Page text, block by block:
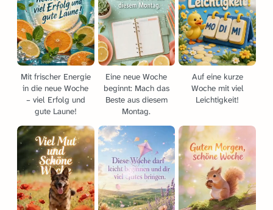
Mit frischer Energie
in die neue Woche
– viel Erfolg und
gute Laune!
Eine neue Woche
beginnt: Mach das
Beste aus diesem
Montag.
Auf eine kurze
Woche mit viel
Leichtigkeit!